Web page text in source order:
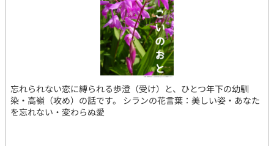
忘れられない恋に縛られる歩澄（受け）と、ひとつ年下の幼馴
染・高嶺（攻め）の話です。 シランの花言葉：美しい姿・あなた
を忘れない・変わらぬ愛